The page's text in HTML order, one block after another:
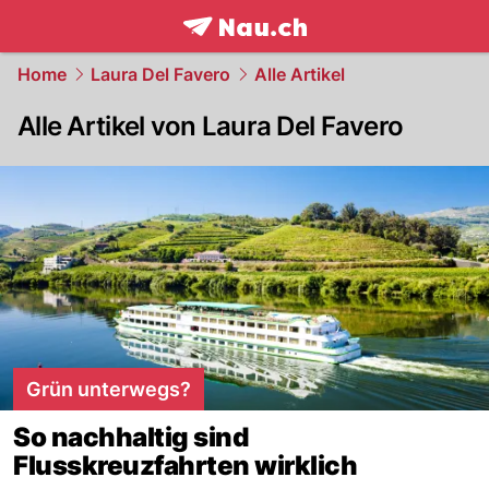
frontpage.NAU.ch
Home Laura Del Favero Alle Artikel
Alle Artikel von Laura Del Favero
Grün unterwegs?
So nachhaltig sind
Flusskreuzfahrten wirklich